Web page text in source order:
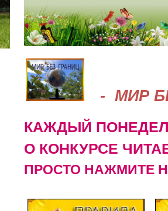
- МИР
КАЖДЫЙ
О КОНКУРСЕ
ПРОСТО НАЖМИТЕ